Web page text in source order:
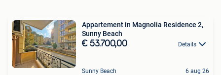
Appartement in Magnolia Residence 2,
Sunny Beach
€ 53.700,00 Details
Sunny Beach 6 aug 26